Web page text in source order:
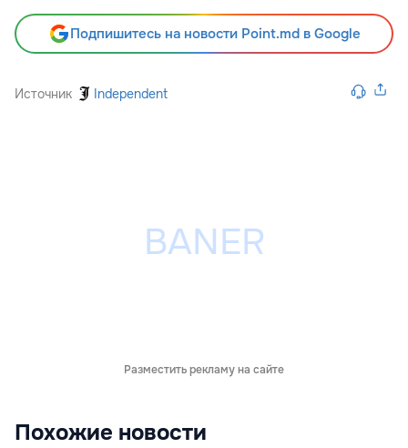
Подпишитесь на новости Point.md в Google
Источник Independent
Разместить рекламу на сайте
Похожие новости